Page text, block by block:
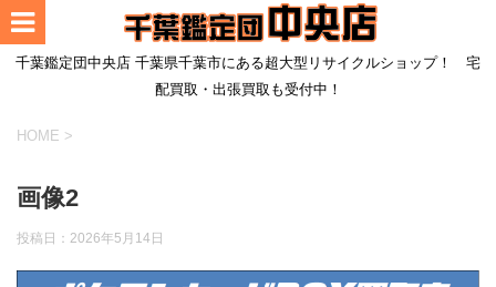
千葉鑑定団中央店 千葉県千葉市にある超大型リサイクルショップ！ 宅
配買取・出張買取も受付中！
HOME >
画像2
投稿日： 2026年5月14日